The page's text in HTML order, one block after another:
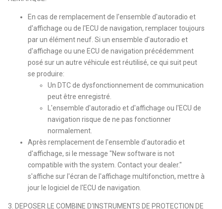
En cas de remplacement de l'ensemble d'autoradio et
d'affichage ou de l'ECU de navigation, remplacer toujours
par un élément neuf. Si un ensemble d'autoradio et
d'affichage ou une ECU de navigation précédemment
posé sur un autre véhicule est réutilisé, ce qui suit peut
se produire:
Un DTC de dysfonctionnement de communication
peut être enregistré.
L'ensemble d'autoradio et d'affichage ou l'ECU de
navigation risque de ne pas fonctionner
normalement.
Après remplacement de l'ensemble d'autoradio et
d'affichage, si le message "New software is not
compatible with the system. Contact your dealer."
s'affiche sur l'écran de l'affichage multifonction, mettre à
jour le logiciel de l'ECU de navigation.
3. DEPOSER LE COMBINE D'INSTRUMENTS DE PROTECTION DE